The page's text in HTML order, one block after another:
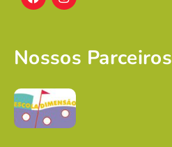
Nossos Parceiros